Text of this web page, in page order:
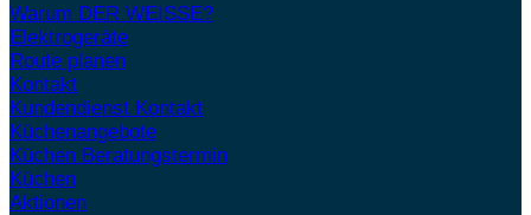
Warum DER WEISSE?
Elektrogeräte
Route planen
Kontakt
Kundendienst Kontakt
Küchenangebote
Küchen Beratungstermin
Küchen
Aktionen